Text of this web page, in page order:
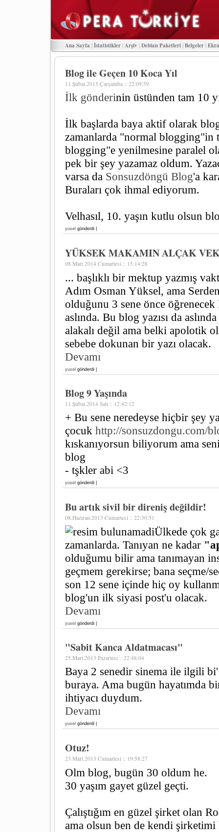
Ana Sayfa |İstatistikler |Arşiv |Debian Paketleri |Belgeler |
Blog ile Geçen 10 Koca Yıl
11.Şubat.2015 Çarşamba :: 22:09:59
İlk gönderinin üstünden tam 10
İlk başlarda baya aktif olarak
zamanlarda "normal
blogging"e yenilmesine paralel
pek bir şey yazamaz oldum.
varsa da Sonsuzdöngü Blog'a
Buraları çok ihmal ediyorum.
Velhasıl, 10. yaşın kutlu olsun
yuxel gönderdi |
YÜKSEK MAKAMIN ALÇAK
08.Mart.2014 Cumartesi :: 15:14:28
... başlıklı bir mektup yazmış
Adım Osman Yüksel, ama
olduğunu 3 sene önce
aslında. Bu blog yazısı da
alakalı değil ama belki apolotik
sebebe dokunan bir yazı olacak.
Devamı
yuxel gönderdi |
Blog 9 Yaşında
11.Şubat.2014 Salı :: 12:42:12
+ Bu sene neredeyse hiçbir şey
çocuk http://sonsuzdongu.com/
kıskanıyorsun biliyorum ama
blog
- tşkler abi <3
yuxel gönderdi |
Bu artık sivil bir direniş değildir!
08.Haziran.2013 Cumartesi :: 22:30:51
Ülkede çok
zamanlarda. Tanıyan ne kadar
olduğumu bilir ama tanımayan
geçmem gerekirse; bana seçme/
son 12 sene içinde hiç oy
blog'un ilk siyasi post'u olacak.
Devamı
yuxel gönderdi |
"Sabit Kanca Aldatmacası"
25.Mart.2013 Pazartesi :: 22:48:04
Baya 2 senedir sinema ile ilgili
buraya. Ama bugün hayatımda
ihtiyacı duydum.
Devamı
yuxel gönderdi |
Otuz!
23.Mart.2013 Cumartesi :: 19:58:27
Olm blog, bugün 30 oldum he.
30 yaşım gayet güzel geçti.
Çalıştığım en güzel şirket olan
ama olsun ben de kendi